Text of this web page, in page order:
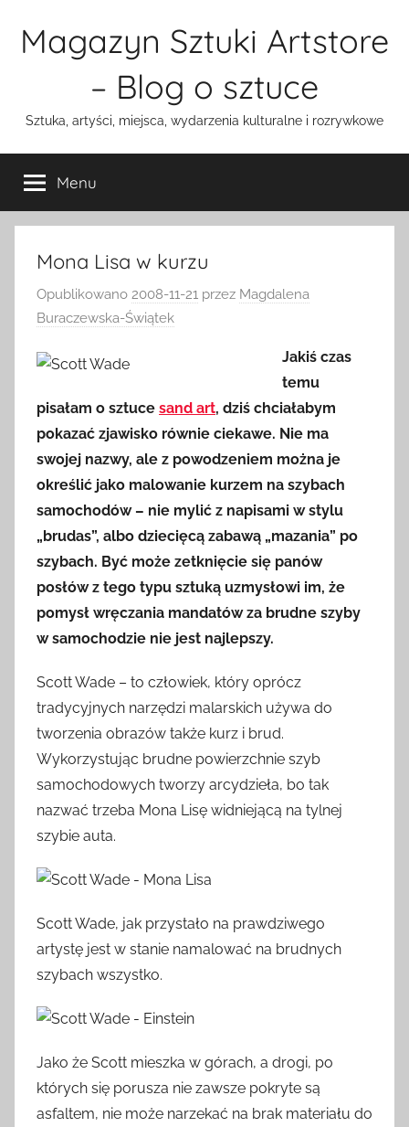
Magazyn Sztuki Artstore
– Blog o sztuce
Sztuka, artyści, miejsca, wydarzenia kulturalne i rozrywkowe
Menu
Mona Lisa w kurzu
Opublikowano 2008-11-21 przez Magdalena
Buraczewska-Świątek
Jakiś czas
temu
pisałam o sztuce sand art, dziś chciałabym
pokazać zjawisko równie ciekawe. Nie ma
swojej nazwy, ale z powodzeniem można je
określić jako malowanie kurzem na szybach
samochodów – nie mylić z napisami w stylu
„brudas”, albo dziecięcą zabawą „mazania” po
szybach. Być może zetknięcie się panów
posłów z tego typu sztuką uzmysłowi im, że
pomysł wręczania mandatów za brudne szyby
w samochodzie nie jest najlepszy.
Scott Wade – to człowiek, który oprócz
tradycyjnych narzędzi malarskich używa do
tworzenia obrazów także kurz i brud.
Wykorzystując brudne powierzchnie szyb
samochodowych tworzy arcydzieła, bo tak
nazwać trzeba Mona Lisę widniejącą na tylnej
szybie auta.
Scott Wade, jak przystało na prawdziwego
artystę jest w stanie namalować na brudnych
szybach wszystko.
Jako że Scott mieszka w górach, a drogi, po
których się porusza nie zawsze pokryte są
asfaltem, nie może narzekać na brak materiału do